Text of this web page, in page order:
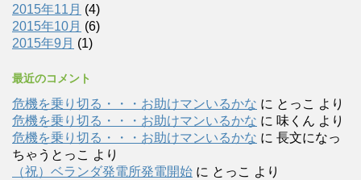
2015年11月 (4)
2015年10月 (6)
2015年9月 (1)
最近のコメント
危機を乗り切る・・・お助けマンいるかな に とっこ より
危機を乗り切る・・・お助けマンいるかな に 味くん より
危機を乗り切る・・・お助けマンいるかな に 長文になっ
ちゃうとっこ より
（祝）ベランダ発電所発電開始 に とっこ より